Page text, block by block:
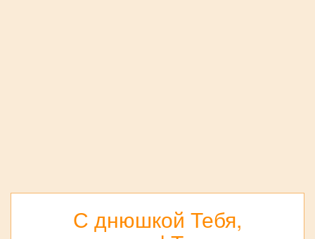
С днюшкой Тебя,